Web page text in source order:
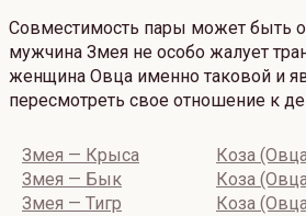
Совместимость пары может быть
мужчина Змея не особо жалует
женщина Овца именно таковой и
пересмотреть свое отношение к
Змея — Крыса
Змея — Бык
Змея — Тигр
Коза
Коза
Коза